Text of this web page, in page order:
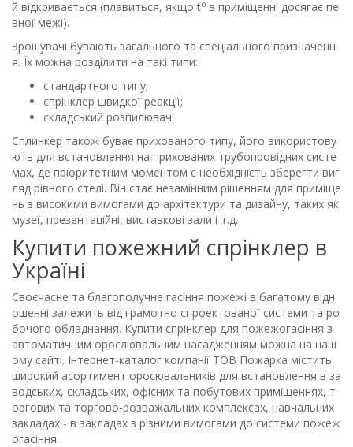
й відкривається (плавиться, якщо to в приміщенні досягає пе
вної межі).
Зрошувачі бувають загального та спеціального призначенн
я. Їх можна розділити на такі типи:
стандартного типу;
спрінклер швидкої реакції;
складський розпилювач.
Сплинкер також буває прихованого типу, його використову
ють для встановлення на прихованих трубопровідних систе
мах, де пріоритетним моментом є необхідність зберегти виг
ляд рівного стелі. Він стає незамінним рішенням для приміще
нь з високими вимогами до архітектури та дизайну, таких як
музеї, презентаційні, виставкові зали і т.д.
Купити пожежний спрінклер в
Україні
Своєчасне та благополучне гасіння пожежі в багатому відн
ошенні залежить від грамотно спроектованої системи та ро
бочого обладнання. Купити спрінклер для пожежогасіння з
автоматичним орослювальним насадженням можна на наш
ому сайті. Інтернет-каталог компанії ТОВ Пожарка містить
широкий асортимент оросювальників для встановлення в за
водських, складських, офісних та побутових приміщеннях, т
оргових та торгово-розважальних комплексах, навчальних
закладах - в закладах з різними вимогами до системи пожеж
огасіння.